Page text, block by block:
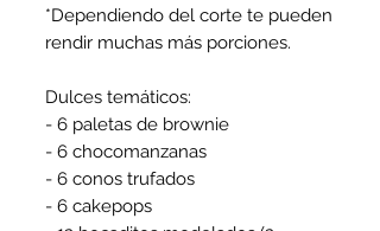
*Dependiendo del corte te pueden
rendir muchas más porciones.
Dulces temáticos:
- 6 paletas de brownie
- 6 chocomanzanas
- 6 conos trufados
- 6 cakepops